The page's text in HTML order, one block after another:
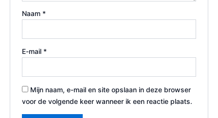
Naam *
E-mail *
Mijn naam, e-mail en site opslaan in deze browser
voor de volgende keer wanneer ik een reactie plaats.